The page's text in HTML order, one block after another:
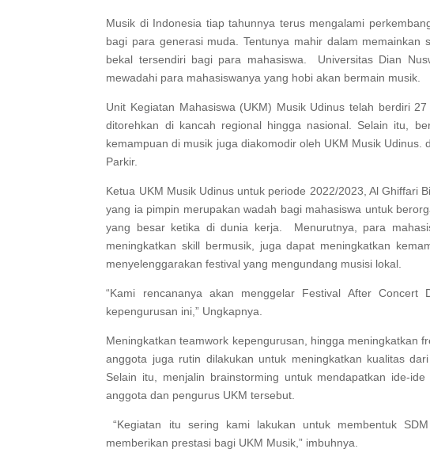
Musik di Indonesia tiap tahunnya terus mengalami
bagi para generasi muda. Tentunya mahir dalam memainkan
bekal tersendiri bagi para mahasiswa. Universitas Dian
mewadahi para mahasiswanya yang hobi akan bermain musik.
Unit Kegiatan Mahasiswa (UKM) Musik Udinus telah berdiri
ditorehkan di kancah regional hingga nasional. Selain itu,
kemampuan di musik juga diakomodir oleh UKM Musik Udinus.
Parkir.
Ketua UKM Musik Udinus untuk periode 2022/2023, Al Ghiffari
yang ia pimpin merupakan wadah bagi mahasiswa untuk
yang besar ketika di dunia kerja. Menurutnya, para
meningkatkan skill bermusik, juga dapat meningkatkan
menyelenggarakan festival yang mengundang musisi lokal.
“Kami rencananya akan menggelar Festival After Concert
kepengurusan ini,” Ungkapnya.
Meningkatkan teamwork kepengurusan, hingga meningkatkan
anggota juga rutin dilakukan untuk meningkatkan kualitas
Selain itu, menjalin brainstorming untuk mendapatkan ide-
anggota dan pengurus UKM tersebut.
“Kegiatan itu sering kami lakukan untuk membentuk
memberikan prestasi bagi UKM Musik,” imbuhnya.